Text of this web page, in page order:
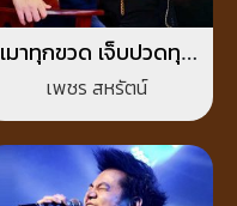
เมาทุกขวด เจ็บปวดทุก
เพลง
เพชร สหรัตน์